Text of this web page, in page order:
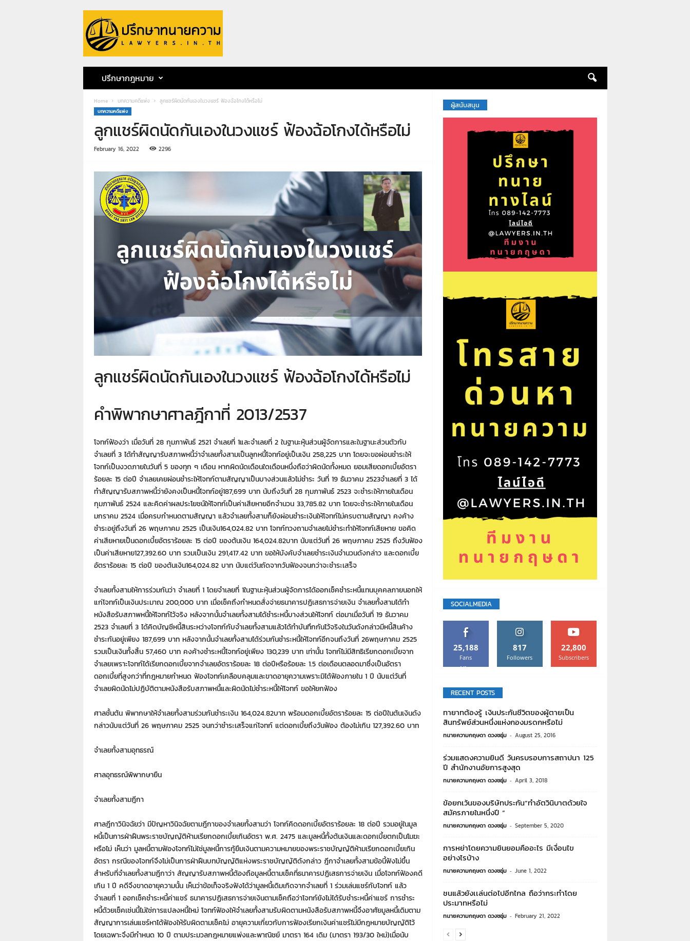
ป
ก
ษ
ปรึกษากฎหมาย
Home บทความคดีแพ่ง ลูกแชร์ผิดนัดกันเองในวงแชร์ ฟ้องฉ้อโกงได้หรือไม่
บทความคดีแพ่ง
ลูกแชร์ผิดนัดกันเองในวงแชร์ ฟ้องฉ้อโกงได้หรือไม่
February 16, 2022 2296
ลูกแชร์ผิดนัดกันเองในวงแชร์ ฟ้องฉ้อโกงได้หรือไม่
คำพิพากษาศาลฎีกาที่ 2013/2537
โจทก์ฟ้องว่า เมื่อวันที่ 28 กุมภาพันธ์ 2521 จำเลยที่ 1และจำเลยที่ 2 ในฐานะหุ้นส่วนผู้จัดการและในฐานะส่วนตัวกับ
จำเลยที่ 3 ได้ทำสัญญารับสภาพหนี้ว่าจำเลยทั้งสามเป็นลูกหนี้โจทก์อยู่เป็นเงิน 258,225 บาท โดยจะขอผ่อนชำระให้
โจทก์เป็นงวดภายในวันที่ 5 ของทุก ๆ เดือน หากผิดนัดเดือนใดเดือนหนึ่งถือว่าผิดนัดทั้งหมด ยอมเสียดอกเบี้ยอัตรา
ร้อยละ 15 ต่อปี จำเลยเคยผ่อนชำระให้โจทก์ตามสัญญาเป็นบางส่วนแล้วไม่ชำระ วันที่ 19 ธันวาคม 2523จำเลยที่ 3 ได้
ทำสัญญารับสภาพหนี้ว่ายังคงเป็นหนี้โจทก์อยู่187,699 บาท นับถึงวันที่ 28 กุมภาพันธ์ 2523 จะชำระให้ภายในเดือน
กุมภาพันธ์ 2524 และคิดค่าผลประโยชน์ให้โจทก์เป็นค่าเสียหายอีกจำนวน 33,785.82 บาท โดยจะชำระให้ภายในเดือน
มกราคม 2524 เมื่อครบกำหนดตามสัญญา แล้วจำเลยทั้งสามก็ยังผ่อนชำระเงินให้โจทก์ไม่ครบตามสัญญา คงค้าง
ชำระอยู่ถึงวันที่ 26 พฤษภาคม 2525 เป็นเงิน164,024.82 บาท โจทก์ทวงถามจำเลยไม่ชำระทำให้โจทก์เสียหาย ขอคิด
ค่าเสียหายเป็นดอกเบี้ยอัตราร้อยละ 15 ต่อปี ของต้นเงิน 164,024.82บาท นับแต่วันที่ 26 พฤษภาคม 2525 ถึงวันฟ้อง
เป็นค่าเสียหาย127,392.60 บาท รวมเป็นเงิน 291,417.42 บาท ขอให้บังคับจำเลยชำระเงินจำนวนดังกล่าว และดอกเบี้ย
อัตราร้อยละ 15 ต่อปี ของต้นเงิน164,024.82 บาท นับแต่วันถัดจากวันฟ้องจนกว่าจะชำระเสร็จ
จำเลยทั้งสามให้การร่วมกันว่า จำเลยที่ 1 โดยจำเลยที่ 1ในฐานะหุ้นส่วนผู้จัดการได้ออกเช็คชำระหนี้แทนบุคคลภายนอกให้
แก่โจทก์เป็นเงินประมาณ 200,000 บาท เมื่อเช็คถึงกำหนดสั่งจ่ายธนาคารปฏิเสธการจ่ายเงิน จำเลยทั้งสามได้ทำ
หนังสือรับสภาพหนี้ให้โจทก์ไว้จริง หลังจากนั้นจำเลยทั้งสามได้ชำระหนี้บางส่วนให้โจทก์ ต่อมาเมื่อวันที่ 19 ธันวาคม
2523 จำเลยที่ 3 ได้คิดบัญชีหนี้สินระหว่างโจทก์กับจำเลยทั้งสามแล้วได้ทำบันทึกกันไว้จริงในวันดังกล่าวมีหนี้สินค้าง
ชำระกันอยู่เพียง 187,699 บาท หลังจากนั้นจำเลยทั้งสามได้ร่วมกันชำระหนี้ให้โจทก์อีกจนถึงวันที่ 26พฤษภาคม 2525
รวมเป็นเงินทั้งสิ้น 57,460 บาท คงค้างชำระหนี้โจทก์อยู่เพียง 130,239 บาท เท่านั้น โจทก์ไม่มีสิทธิเรียกดอกเบี้ยจาก
จำเลยเพราะโจทก์ได้เรียกดอกเบี้ยจากจำเลยอัตราร้อยละ 18 ต่อปีหรือร้อยละ 1.5 ต่อเดือนตลอดมาซึ่งเป็นอัตรา
ดอกเบี้ยที่สูงกว่าที่กฎหมายกำหนด ฟ้องโจทก์เคลือบคลุมและขาดอายุความเพราะมิได้ฟ้องภายใน 1 ปี นับแต่วันที่
จำเลยผิดนัดไม่ปฏิบัติตามหนังสือรับสภาพหนี้และผิดนัดไม่ชำระหนี้ให้โจทก์ ขอให้ยกฟ้อง
ศาลชั้นต้น พิพากษาให้จำเลยทั้งสามร่วมกันชำระเงิน 164,024.82บาท พร้อมดอกเบี้ยอัตราร้อยละ 15 ต่อปีในต้นเงินดัง
กล่าวนับแต่วันที่ 26 พฤษภาคม 2525 จนกว่าชำระเสร็จแก่โจทก์ แต่ดอกเบี้ยถึงวันฟ้อง ต้องไม่เกิน 127,392.60 บาท
จำเลยทั้งสามอุทธรณ์
ศาลอุทธรณ์พิพากษายืน
จำเลยทั้งสามฎีกา
ศาลฎีกาวินิจฉัยว่า มีปัญหาวินิจฉัยตามฎีกาของจำเลยทั้งสามว่า โจทก์คิดดอกเบี้ยอัตราร้อยละ 18 ต่อปี รวมอยู่ในมูล
หนี้เป็นการฝ่าฝืนพระราชบัญญัติห้ามเรียกดอกเบี้ยเกินอัตรา พ.ศ. 2475 และมูลหนี้ทั้งต้นเงินและดอกเบี้ยตกเป็นโมฆะ
หรือไม่ เห็นว่า มูลหนี้ตามฟ้องโจทก์ไม่ใช่มูลหนี้การกู้ยืมเงินตามความหมายของพระราชบัญญัติห้ามเรียกดอกเบี้ยเกิน
อัตรา กรณีของโจทก์จึงไม่เป็นการฝ่าฝืนบทบัญญัติแห่งพระราชบัญญัติดังกล่าว ฎีกาจำเลยทั้งสามข้อนี้ฟังไม่ขึ้น
สำหรับที่จำเลยทั้งสามฎีกาว่า สัญญารับสภาพหนี้ต้องถือมูลหนี้ตามเช็คที่ธนาคารปฏิเสธการจ่ายเงิน เมื่อโจทก์ฟ้องคดี
เกิน 1 ปี คดีจึงขาดอายุความนั้น เห็นว่าข้อเท็จจริงฟังได้ว่ามูลหนี้เดิมเกิดจากจำเลยที่ 1 ร่วมเล่นแชร์กับโจทก์ แล้ว
จำเลยที่ 1 ออกเช็คชำระหนี้ค่าแชร์ ธนาคารปฏิเสธการจ่ายเงินตามเช็คถือว่าโจทก์ยังไม่ได้รับชำระหนี้ค่าแชร์ การชำระ
หนี้ด้วยเช็คเช่นนี้ไม่ใช่การแปลงหนี้ใหม่ โจทก์ฟ้องให้จำเลยทั้งสามรับผิดตามหนังสือรับสภาพหนี้จึงอาศัยมูลหนี้เดิมตาม
สัญญาการเล่นแชร์หาได้ฟ้องให้รับผิดตามเช็คไม่ อายุความเกี่ยวกับการฟ้องเรียกเงินค่าแชร์ไม่มีกฎหมายบัญญัติไว้
โดยเฉพาะจึงมีกำหนด 10 ปี ตามประมวลกฎหมายแพ่งและพาณิชย์ มาตรา 164 เดิม (มาตรา 193/30 ใหม่)เมื่อนับ
ผู้สนับสนุน
SOCIALMEDIA
25,188
Fans
Like
817
Followers
22,800
Subscribers
RECENT POSTS
ทายาทต้องรู้ เงินประกันชีวิตของผู้ตายเป็น
สินทรัพย์ส่วนหนึ่งแห่งกองมรดกหรือไม่
ทนายความกฤษดา ดวงชอุ่ม - August 25, 2016
ร่วมแสดงความยินดี วันครบรอบการสถาปนา 125
ปี สำนักงานอัยการสูงสุด
ทนายความกฤษดา ดวงชอุ่ม - April 3, 2018
ข้อยกเว้นของบริษัทประกัน“ทำอัตวินิบาตด้วยใจ
สมัครภายในหนึ่งปี “
ทนายความกฤษดา ดวงชอุ่ม - September 5, 2020
การหย่าโดยความยินยอมคืออะไร มีเงื่อนไข
อย่างไรบ้าง
ทนายความกฤษดา ดวงชอุ่ม - June 1, 2022
ชนแล้วยังเเล่นต่อไปอีกไกล ถือว่ากระทำโดย
ประมาทหรือไม่
ทนายความกฤษดา ดวงชอุ่ม - February 21, 2022